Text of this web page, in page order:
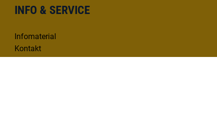
INFO & SERVICE
Infomaterial
Kontakt